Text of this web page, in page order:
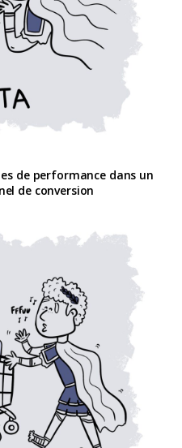
de performance dans un
de conversion